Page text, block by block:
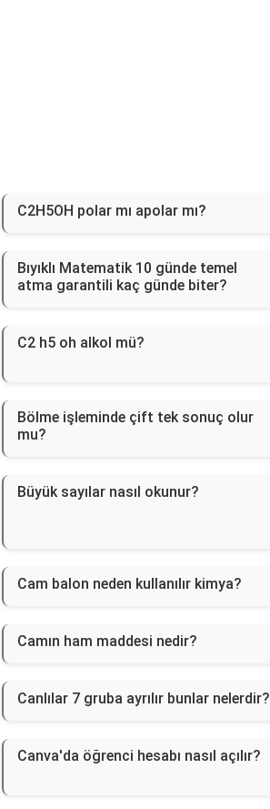
C2H5OH polar mı apolar mı?
Bıyıklı Matematik 10 günde temel
atma garantili kaç günde biter?
C2 h5 oh alkol mü?
Bölme işleminde çift tek sonuç olur
mu?
Büyük sayılar nasıl okunur?
Cam balon neden kullanılır kimya?
Camın ham maddesi nedir?
Canlılar 7 gruba ayrılır bunlar nelerdir?
Canva'da öğrenci hesabı nasıl açılır?